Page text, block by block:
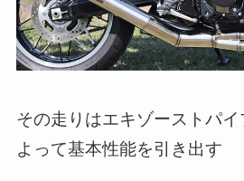
その走りはエキゾーストパ
よって基本性能を引き出す